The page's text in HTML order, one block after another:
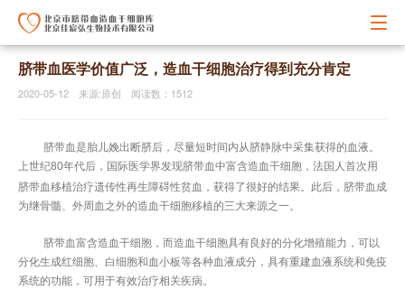
脐带血医学价值广泛，造血干细胞治疗得到充分肯定
2020-05-12 来源:原创 阅读数：1512
脐带血是胎儿娩出断脐后，尽量短时间内从脐静脉中采集获得的血液。
上世纪80年代后，国际医学界发现脐带血中富含造血干细胞，法国人首次用
脐带血移植治疗遗传性再生障碍性贫血，获得了很好的结果。此后，脐带血成
为继骨髓、外周血之外的造血干细胞移植的三大来源之一。
脐带血富含造血干细胞，而造血干细胞具有良好的分化增殖能力，可以
分化生成红细胞、白细胞和血小板等各种血液成分，具有重建血液系统和免疫
系统的功能，可用于有效治疗相关疾病。